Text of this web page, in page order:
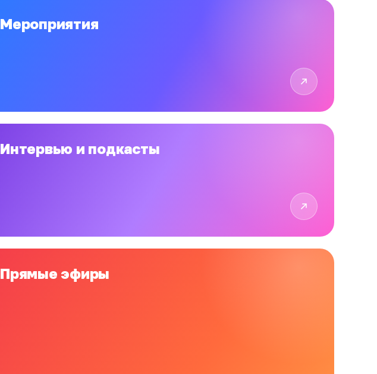
Мероприятия
Интервью и подкасты
Прямые эфиры